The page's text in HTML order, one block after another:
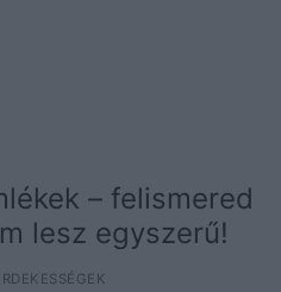
– felismered
lesz egyszerű!